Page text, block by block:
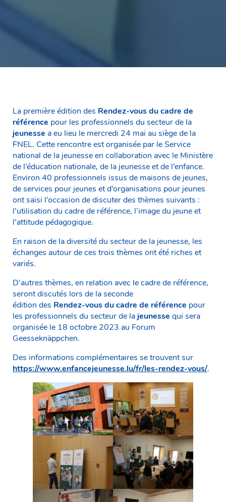
La première édition des Rendez-vous du cadre de
référence pour les professionnels du secteur de la
jeunesse a eu lieu le mercredi 24 mai au siège de la
FNEL. Cette rencontre est organisée par le Service
national de la jeunesse en collaboration avec le Ministère
de l’éducation nationale, de la jeunesse et de l’enfance.
Environ 40 professionnels issus de maisons de jeunes,
de services pour jeunes et d’organisations pour jeunes
ont saisi l’occasion de discuter des thèmes suivants :
l’utilisation du cadre de référence, l’image du jeune et
l’attitude pédagogique.
En raison de la diversité du secteur de la jeunesse, les
échanges autour de ces trois thèmes ont été riches et
variés.
D’autres thèmes, en relation avec le cadre de référence,
seront discutés lors de la seconde
édition des Rendez-vous du cadre de référence pour
les professionnels du secteur de la jeunesse qui sera
organisée le 18 octobre 2023 au Forum
Geesseknäppchen.
Des informations complémentaires se trouvent sur
https://www.enfancejeunesse.lu/fr/les-rendez-vous/.